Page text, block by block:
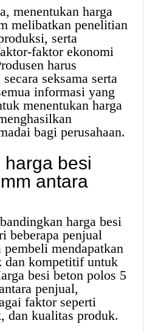
menentukan harga
melibatkan penelitian
serta
faktor ekonomi
harus
seksama serta
informasi yang
menentukan harga
bagi perusahaan.
besi
antara
harga besi
beberapa penjual
mendapatkan
dan kompetitif untuk
besi beton polos 5
penjual,
faktor seperti
dan kualitas produk.